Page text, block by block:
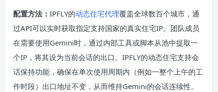
配置方法： IPFLY的动态住宅代理覆盖全球数百个城市，通
过API可以实时获取指定支持国家的真实住宅IP。团队成员
在需要使用Gemini时，通过内部工具或脚本从池中提取一
个IP，将其设为当前会话的出口。IPFLY的动态住宅支持会
话保持功能，确保在单次使用周期内（例如一整个上午的工
作时段）出口地址不变，从而维持Gemini的会话连续性。